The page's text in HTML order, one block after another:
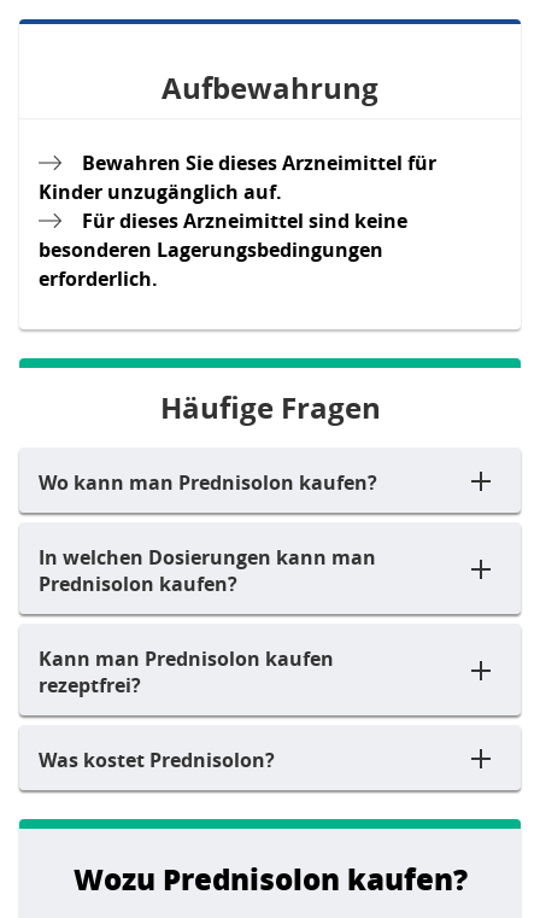
Aufbewahrung
Bewahren Sie dieses Arzneimittel für
Kinder unzugänglich auf.
Für dieses Arzneimittel sind keine
besonderen Lagerungsbedingungen
erforderlich.
Häufige Fragen
Wo kann man Prednisolon kaufen?
In welchen Dosierungen kann man
Prednisolon kaufen?
Kann man Prednisolon kaufen
rezeptfrei?
Was kostet Prednisolon?
Wozu Prednisolon kaufen?